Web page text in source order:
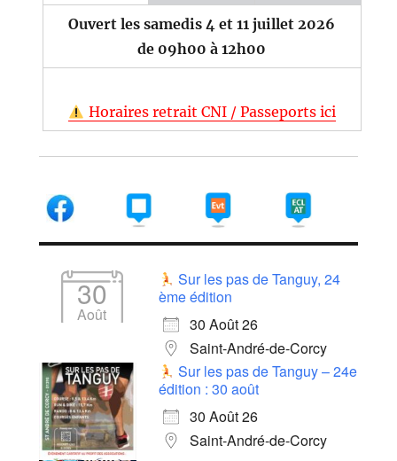
Ouvert les samedis 4 et 11 juillet 2026
de 09h00 à 12h00
Horaires retrait CNI / Passeports ici
30
Août
Sur les pas de Tanguy, 24
ème édition
30 Août 26
Saint-André-de-Corcy
Sur les pas de Tanguy – 24e
édition : 30 août
30 Août 26
Saint-André-de-Corcy